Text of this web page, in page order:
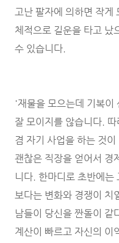
고난 팔자에 의하면 작게
체적으로 길운을 타고 났
수 있습니다.
'재물을 모으는데 기복이
잘 모이지를 않습니다.
겸 자기 사업을 하는 것
괜찮은 직장을 얻어서 경
니다. 한마디로 초반에는
보다는 변화와 경쟁이 치
남들이 당신을 짠돌이 같
계산이 빠르고 자신의 이